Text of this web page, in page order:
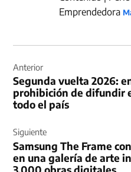
Emprendedora
de
entradas
Anterior
Segunda vuelta 2026:
prohibición de difundir
todo el país
Siguiente
Samsung The Frame
en una galería de arte